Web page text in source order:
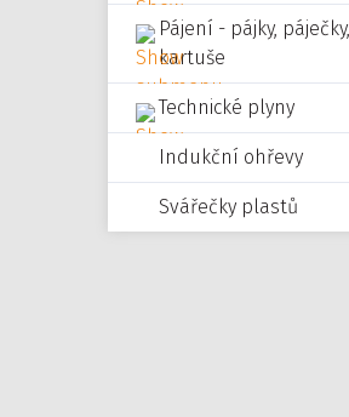
Pájení - pájky,
kartuše
Technické plyny
Indukční ohřevy
Svářečky plastů